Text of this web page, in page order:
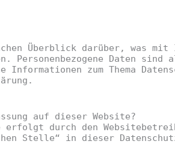
Überblick darüber, was mit
Personenbezogene Daten
zum Thema
auf dieser Website?
durch den
Stelle“ in dieser